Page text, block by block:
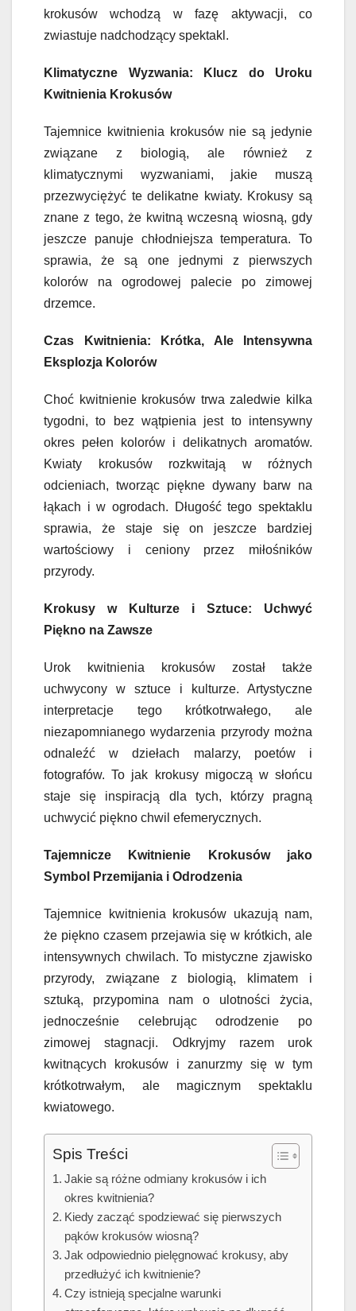
krokusów wchodzą w fazę aktywacji, co
zwiastuje nadchodzący spektakl.
Klimatyczne Wyzwania: Klucz do Uroku
Kwitnienia Krokusów
Tajemnice kwitnienia krokusów nie są jedynie
związane z biologią, ale również z
klimatycznymi wyzwaniami, jakie muszą
przezwyciężyć te delikatne kwiaty. Krokusy są
znane z tego, że kwitną wczesną wiosną, gdy
jeszcze panuje chłodniejsza temperatura. To
sprawia, że są one jednymi z pierwszych
kolorów na ogrodowej palecie po zimowej
drzemce.
Czas Kwitnienia: Krótka, Ale Intensywna
Eksplozja Kolorów
Choć kwitnienie krokusów trwa zaledwie kilka
tygodni, to bez wątpienia jest to intensywny
okres pełen kolorów i delikatnych aromatów.
Kwiaty krokusów rozkwitają w różnych
odcieniach, tworząc piękne dywany barw na
łąkach i w ogrodach. Długość tego spektaklu
sprawia, że staje się on jeszcze bardziej
wartościowy i ceniony przez miłośników
przyrody.
Krokusy w Kulturze i Sztuce: Uchwyć
Piękno na Zawsze
Urok kwitnienia krokusów został także
uchwycony w sztuce i kulturze. Artystyczne
interpretacje tego krótkotrwałego, ale
niezapomnianego wydarzenia przyrody można
odnaleźć w dziełach malarzy, poetów i
fotografów. To jak krokusy migoczą w słońcu
staje się inspiracją dla tych, którzy pragną
uchwycić piękno chwil efemerycznych.
Tajemnicze Kwitnienie Krokusów jako
Symbol Przemijania i Odrodzenia
Tajemnice kwitnienia krokusów ukazują nam,
że piękno czasem przejawia się w krótkich, ale
intensywnych chwilach. To mistyczne zjawisko
przyrody, związane z biologią, klimatem i
sztuką, przypomina nam o ulotności życia,
jednocześnie celebrując odrodzenie po
zimowej stagnacji. Odkryjmy razem urok
kwitnących krokusów i zanurzmy się w tym
krótkotrwałym, ale magicznym spektaklu
kwiatowego.
Spis Treści
Jakie są różne odmiany krokusów i ich
okres kwitnienia?
Kiedy zacząć spodziewać się pierwszych
pąków krokusów wiosną?
Jak odpowiednio pielęgnować krokusy, aby
przedłużyć ich kwitnienie?
Czy istnieją specjalne warunki